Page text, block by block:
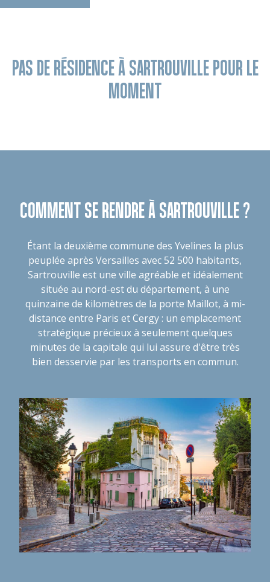
PAS DE RÉSIDENCE À SARTROUVILLE POUR LE
MOMENT
COMMENT SE RENDRE À SARTROUVILLE ?
Étant la deuxième commune des Yvelines la plus
peuplée après Versailles avec 52 500 habitants,
Sartrouville est une ville agréable et idéalement
située au nord-est du département, à une
quinzaine de kilomètres de la porte Maillot, à mi-
distance entre Paris et Cergy : un emplacement
stratégique précieux à seulement quelques
minutes de la capitale qui lui assure d'être très
bien desservie par les transports en commun.